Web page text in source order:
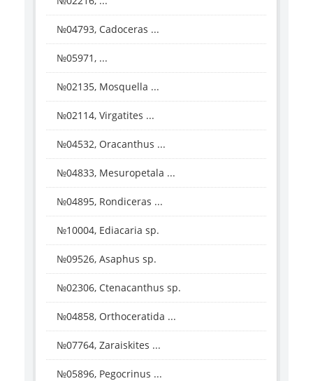
№04793, Cadoceras ...
№05971, ...
№02135, Mosquella ...
№02114, Virgatites ...
№04532, Oracanthus ...
№04833, Mesuropetala ...
№04895, Rondiceras ...
№10004, Ediacaria sp.
№09526, Asaphus sp.
№02306, Ctenacanthus sp.
№04858, Orthoceratida ...
№07764, Zaraiskites ...
№05896, Pegocrinus ...